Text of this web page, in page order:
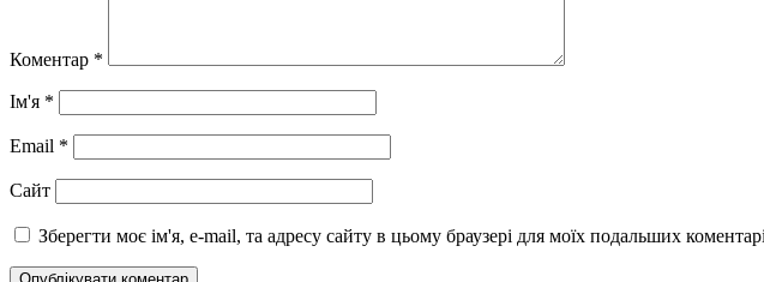
Коментар *
Ім'я *
Email *
Сайт
Зберегти моє ім'я, e-mail, та адресу сайту в цьому браузері для моїх подальших